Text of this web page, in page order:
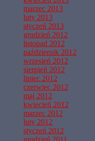
marzec 2013
luty 2013
styczeń 2013
grudzień 2012
listopad 2012
październik 2012
wrzesień 2012
sierpień 2012
lipiec 2012
czerwiec 2012
maj 2012
kwiecień 2012
marzec 2012
luty 2012
styczeń 2012
grudzień 2011